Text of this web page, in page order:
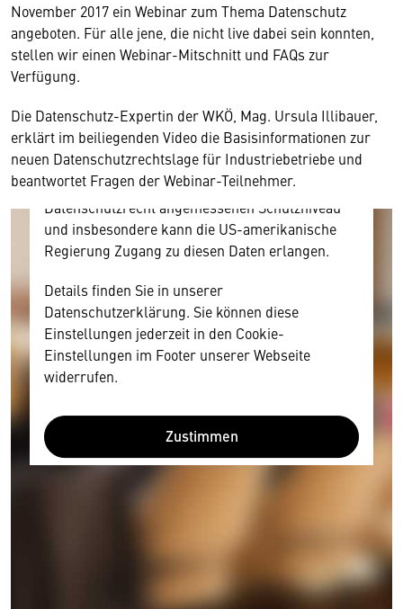
November 2017 ein Webinar zum Thema Datenschutz
angeboten. Für alle jene, die nicht live dabei sein konnten,
stellen wir einen Webinar-Mitschnitt und FAQs zur
Verfügung.
Die Datenschutz-Expertin der WKÖ, Mag. Ursula Illibauer,
erklärt im beiliegenden Video die Basisinformationen zur
neuen Datenschutzrechtslage für Industriebetriebe und
beantwortet Fragen der Webinar-Teilnehmer.
Wir benötigen Ihre Zustimmung
Hier würden wir Ihnen gerne einen externen
Inhalt anzeigen. Dafür benötigen wir allerdings
personenbezogene technische Daten zu Geräten
und Nutzerverhalten mitunter mit US-
amerikanischen Anbietern austauscht.
Diese Daten unterliegen keinem dem EU-
Datenschutzrecht angemessenen Schutzniveau
und insbesondere kann die US-amerikanische
Regierung Zugang zu diesen Daten erlangen.
Details finden Sie in unserer
Datenschutzerklärung. Sie können diese
Einstellungen jederzeit in den Cookie-
Einstellungen im Footer unserer Webseite
widerrufen.
Zustimmen